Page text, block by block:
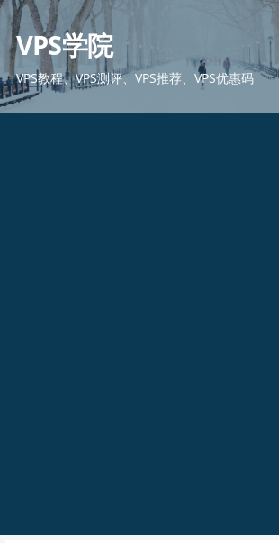
跳
内
容
VPS学院
VPS教程、VPS测评、VPS推荐、VPS优惠码